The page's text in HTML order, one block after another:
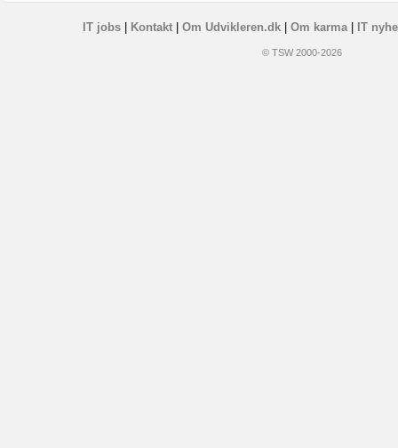
IT jobs| Kontakt| Om Udvikleren.dk| Om karma| IT
© TSW 2000-2026